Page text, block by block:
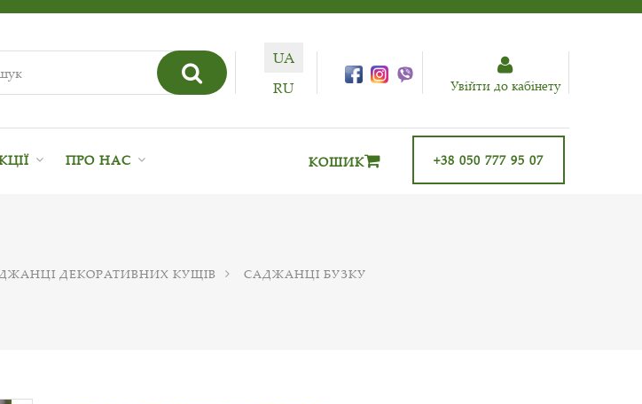
UA
RU
Увiйти до кабiнету
ПРО НАС +38 050 777 95 07
КОШИК
ДЕКОРАТИВНИХ КУЩІВ
САДЖАНЦІ БУЗКУ